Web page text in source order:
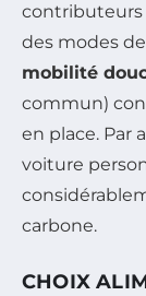
contributeurs
des modes
mobilité
commun)
en place. Par
voiture
carbone.
CHOIX